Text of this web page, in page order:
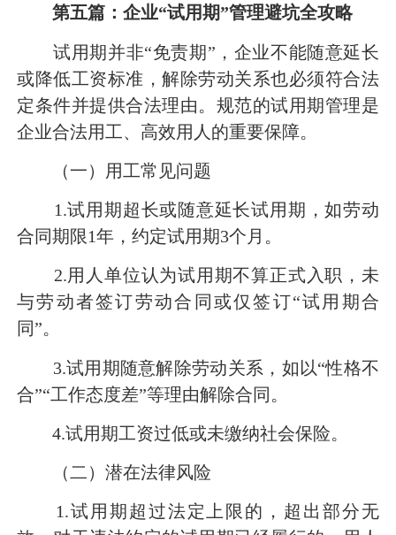
第五篇：企业“试用期”管理避坑全攻略
试用期并非“免责期”，企业不能随意延长
或降低工资标准，解除劳动关系也必须符合法
定条件并提供合法理由。规范的试用期管理是
企业合法用工、高效用人的重要保障。
（一）用工常见问题
1.试用期超长或随意延长试用期，如劳动
合同期限1年，约定试用期3个月。
2.用人单位认为试用期不算正式入职，未
与劳动者签订劳动合同或仅签订“试用期合
同”。
3.试用期随意解除劳动关系，如以“性格不
合”“工作态度差”等理由解除合同。
4.试用期工资过低或未缴纳社会保险。
（二）潜在法律风险
1.试用期超过法定上限的，超出部分无